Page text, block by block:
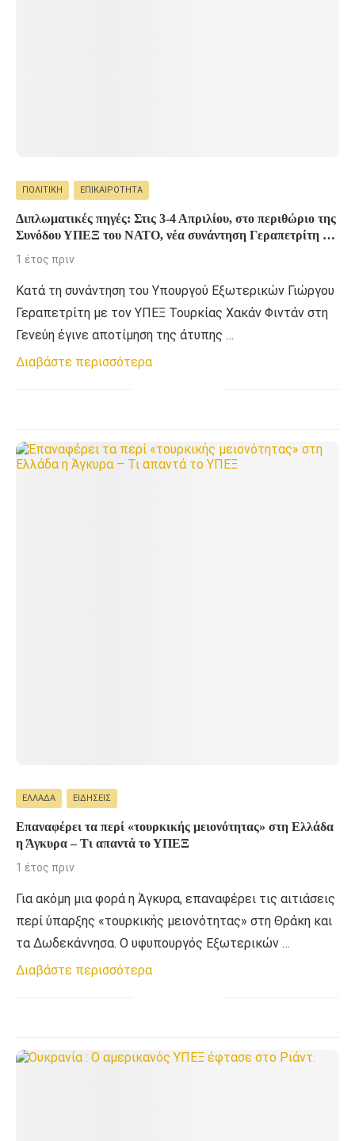
ΠΟΛΙΤΙΚΉ ΕΠΙΚΑΙΡΌΤΗΤΑ
Διπλωματικές πηγές: Στις 3-4 Απριλίου, στο περιθώριο της
Συνόδου ΥΠΕΞ του ΝΑΤΟ, νέα συνάντηση Γεραπετρίτη –
Φιντάν
1 έτος πριν
Κατά τη συνάντηση του Υπουργού Εξωτερικών Γιώργου
Γεραπετρίτη με τον ΥΠΕΞ Τουρκίας Χακάν Φιντάν στη
Γενεύη έγινε αποτίμηση της άτυπης …
Διαβάστε περισσότερα
ΕΛΛΆΔΑ ΕΙΔΉΣΕΙΣ
Επαναφέρει τα περί «τουρκικής μειονότητας» στη Ελλάδα
η Άγκυρα – Τι απαντά το ΥΠΕΞ
1 έτος πριν
Για ακόμη μια φορά η Άγκυρα, επαναφέρει τις αιτιάσεις
περί ύπαρξης «τουρκικής μειονότητας» στη Θράκη και
τα Δωδεκάννησα. Ο υφυπουργός Εξωτερικών …
Διαβάστε περισσότερα